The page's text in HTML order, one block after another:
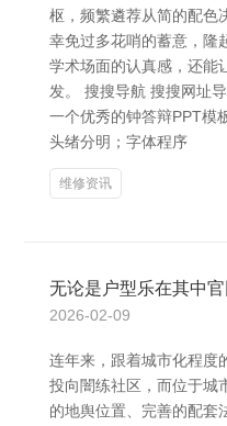
枢，频繁遴荐从简的配色
幸免过多花哨的蓄意，隆
学术场面的认真感，还能
发。 搜搜导航 搜搜网址
一个优秀的钟答辩PPT模
头绪分明；字体程序
维修资讯
无论是户型乐在其中
2026-02-09
连年来，跟着城市化程度
投向闇练社区，而位于城
的地舆位置、完善的配套